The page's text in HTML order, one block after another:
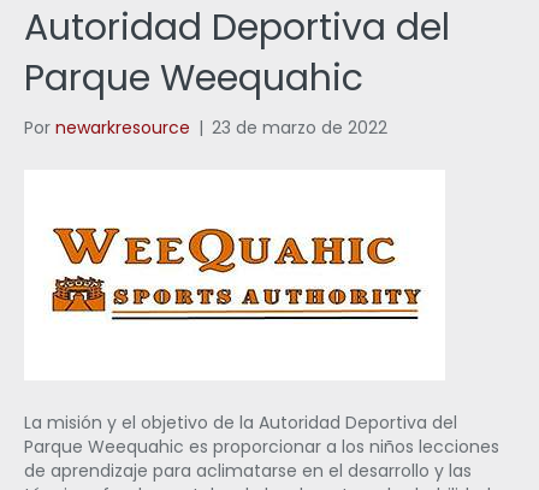
Autoridad Deportiva del
Parque Weequahic
Por newarkresource | 23 de marzo de 2022
La misión y el objetivo de la Autoridad Deportiva del
Parque Weequahic es proporcionar a los niños lecciones
de aprendizaje para aclimatarse en el desarrollo y las